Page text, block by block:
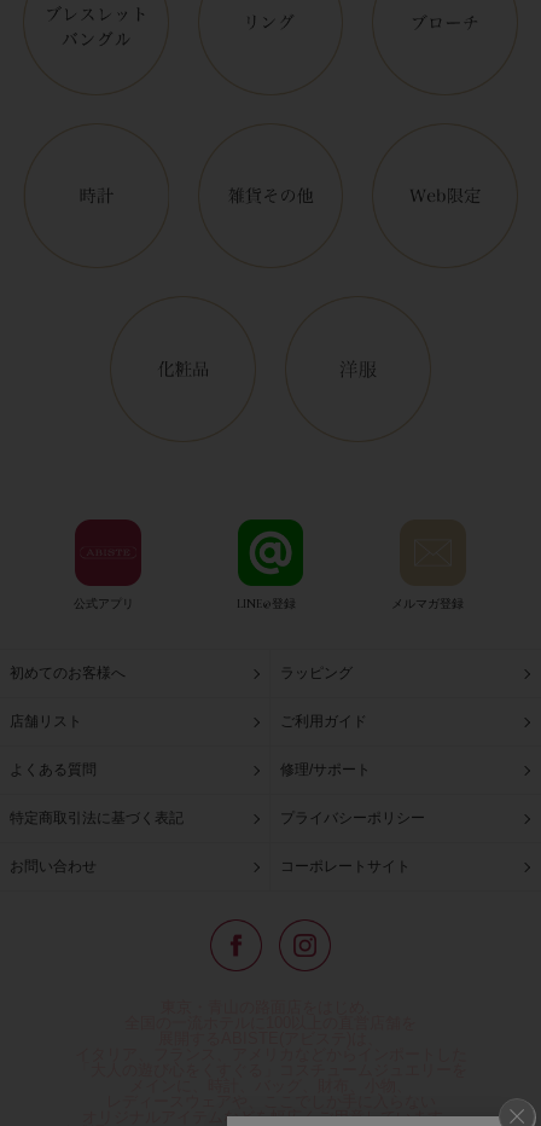
公式アプリ LINE@登録 メルマガ登録
初めてのお客様へ ラッピング
店舗リスト ご利用ガイド
よくある質問 修理/サポート
特定商取引法に基づく表記 プライバシーポリシー
お問い合わせ コーポレートサイト
オリジナルアイテムなどを幅広くご用意しています。